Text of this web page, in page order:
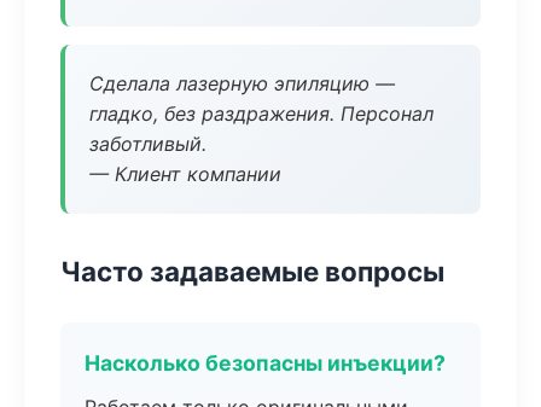
Сделала лазерную эпиляцию —
гладко, без раздражения. Персонал
заботливый.
— Клиент компании
Часто задаваемые вопросы
Насколько безопасны инъекции?